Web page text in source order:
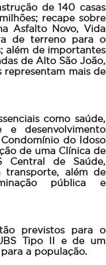
de 140 casas
recape sobre
Asfalto Novo, Vida
de terreno para o
além de importantes
de Alto São João,
representam mais de
como saúde,
e desenvolvimento
do Idoso
de uma Clínica de
Central de Saúde,
transporte, além de
pública e
previstos para o
Tipo II e de um
a população.